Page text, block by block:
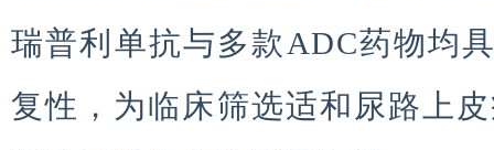
瑞普利单抗与多款ADC药物均
复性，为临床筛选适和尿路上